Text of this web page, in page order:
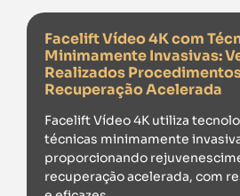
Facelift Vídeo 4K com
Minimamente Invasivas:
Realizados
Recuperação Acelerada
Facelift Vídeo 4K utiliza
técnicas minimamente
proporcionando
recuperação acelerada, com